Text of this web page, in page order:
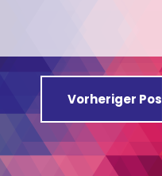
Vorheriger Post